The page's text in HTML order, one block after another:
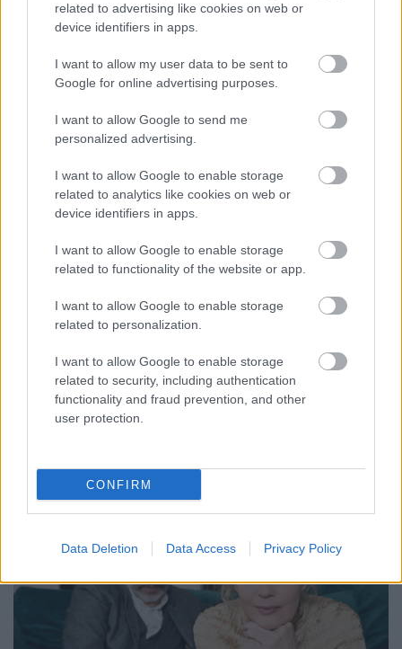
related to advertising like cookies on web or
device identifiers in apps.
I want to allow my user data to be sent to
Google for online advertising purposes.
I want to allow Google to send me
personalized advertising.
I want to allow Google to enable storage
related to analytics like cookies on web or
device identifiers in apps.
I want to allow Google to enable storage
related to functionality of the website or app.
I want to allow Google to enable storage
related to personalization.
I want to allow Google to enable storage
related to security, including authentication
functionality and fraud prevention, and other
user protection.
CONFIRM
Data Deletion Data Access Privacy Policy
"Csak engedjenek át a határon,
jövünk!"
mtothorsi 2020. július 13.
Augusztus 21. és 29. között, a tervezett és már
meghirdetett versenyprogrammal, magas művészi